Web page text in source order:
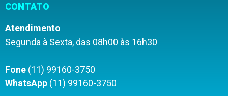
CONTATO
Atendimento
Segunda à Sexta, das 08h00 às 16h30
Fone (11) 99160-3750
WhatsApp (11) 99160-3750